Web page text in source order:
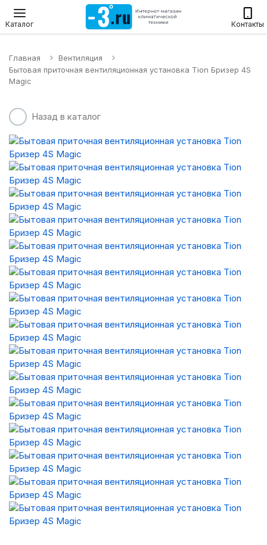
Каталог Контакты
Настенные сплит-системыПриточные установки
Главная
Вентиляция
Бытовая приточная вентиляционная установка Tion Бризер 4S
Magic
Назад в каталог